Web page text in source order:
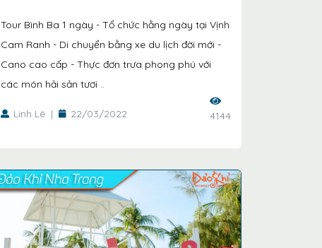
Tour Bình Ba 1 ngày - Tổ chức hằng ngày tại Vịnh
Cam Ranh - Di chuyển bằng xe du lịch đời mới -
Cano cao cấp - Thực đơn trưa phong phú với
các món hải sản tươi ..
Linh Lê | 22/03/2022 4144